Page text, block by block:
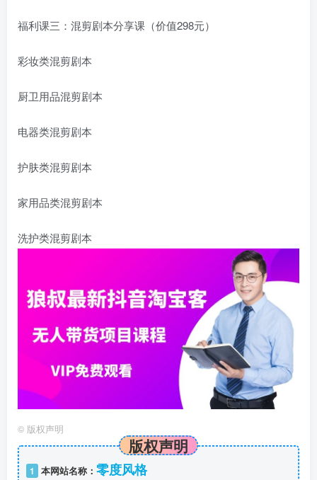
福利课三：混剪剧本分享课（价值298元）
彩妆类混剪剧本
厨卫用品混剪剧本
电器类混剪剧本
护肤类混剪剧本
家用品类混剪剧本
洗护类混剪剧本
© 版权声明
版权声明
1 本网站名称： 零度风格